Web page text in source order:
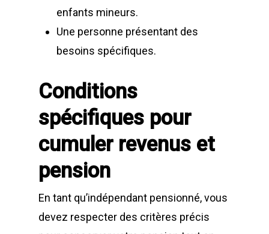
enfants mineurs.
Une personne présentant des
besoins spécifiques.
Conditions
spécifiques pour
cumuler revenus et
pension
En tant qu’indépendant pensionné, vous
devez respecter des critères précis